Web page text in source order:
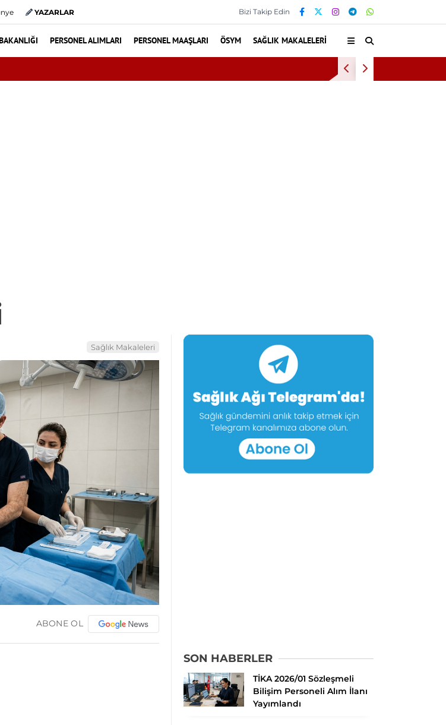
YAZARLAR Bizi Takip Edin
PERSONEL ALIMLARI PERSONEL MAAŞLARI ÖSYM SAĞLIK MAKALELERI
Doğru Tedavi Seçimi
Sağlık Makaleleri
ABONE OL
SON HABERLER
TİKA 2026/01 Sözleşmeli
Bilişim Personeli Alım İlanı
Yayımlandı